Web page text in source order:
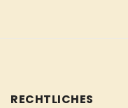
RECHTLICHES